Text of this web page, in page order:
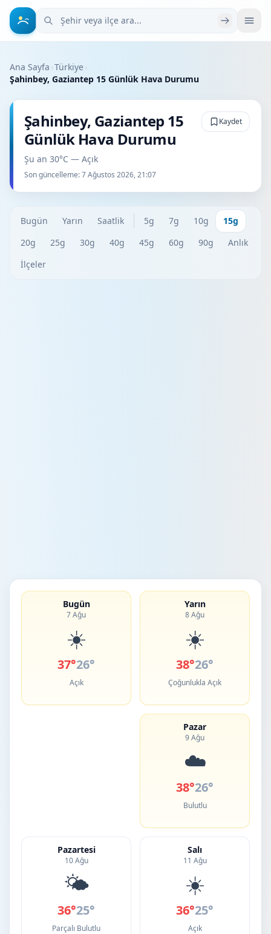
Şehir veya ilçe ara
Ana Sayfa ›Türkiye›
Şahinbey, Gaziantep 15 Günlük Hava Durumu
Şahinbey, Gaziantep 15
Günlük Hava Durumu
Şu an 30°C — Açık
Son güncelleme:7 Ağustos 2026, 21:07
Kaydet
Bugün Yarın Saatlik 5g 7g 10g
15g
20g
25g 30g 40g 45g 60g 90g
Anlık
İlçeler
Bugün
7 Ağu
☀️
37°26°
Açık
Yarın
8 Ağu
☀️
38°26°
Çoğunlukla Açık
Pazar
9 Ağu
☁️
38°26°
Bulutlu
Pazartesi
10 Ağu
🌤️
36°25°
Parçalı Bulutlu
Salı
11 Ağu
☀️
36°25°
Açık